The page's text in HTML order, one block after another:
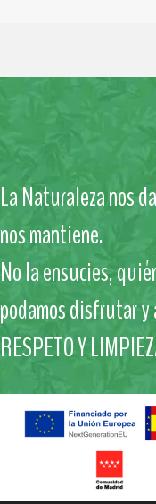
La Naturaleza nos
nos mantiene.
No la ensucies,
podamos disfrutar
RESPETO Y